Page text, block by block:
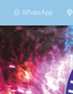
WhatsApp